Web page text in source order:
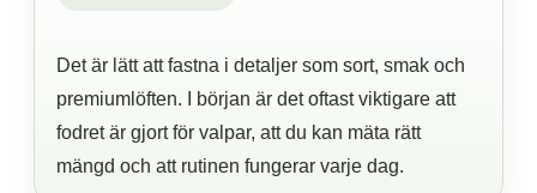
Det är lätt att fastna i detaljer som sort, smak och
premiumlöften. I början är det oftast viktigare att
fodret är gjort för valpar, att du kan mäta rätt
mängd och att rutinen fungerar varje dag.